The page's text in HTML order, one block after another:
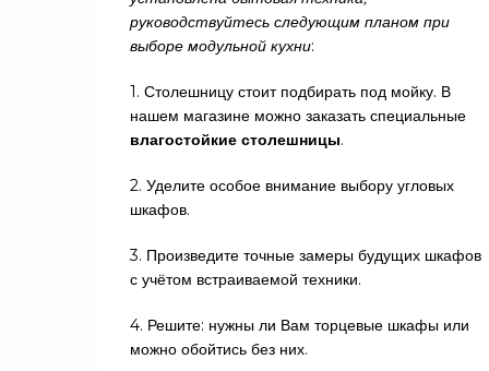
руководствуйтесь следующим планом при
выборе модульной кухни:
1. Столешницу стоит подбирать под мойку. В
нашем магазине можно заказать специальные
влагостойкие столешницы.
2. Уделите особое внимание выбору угловых
шкафов.
3. Произведите точные замеры будущих шкафов
с учётом встраиваемой техники.
4. Решите: нужны ли Вам торцевые шкафы или
можно обойтись без них.